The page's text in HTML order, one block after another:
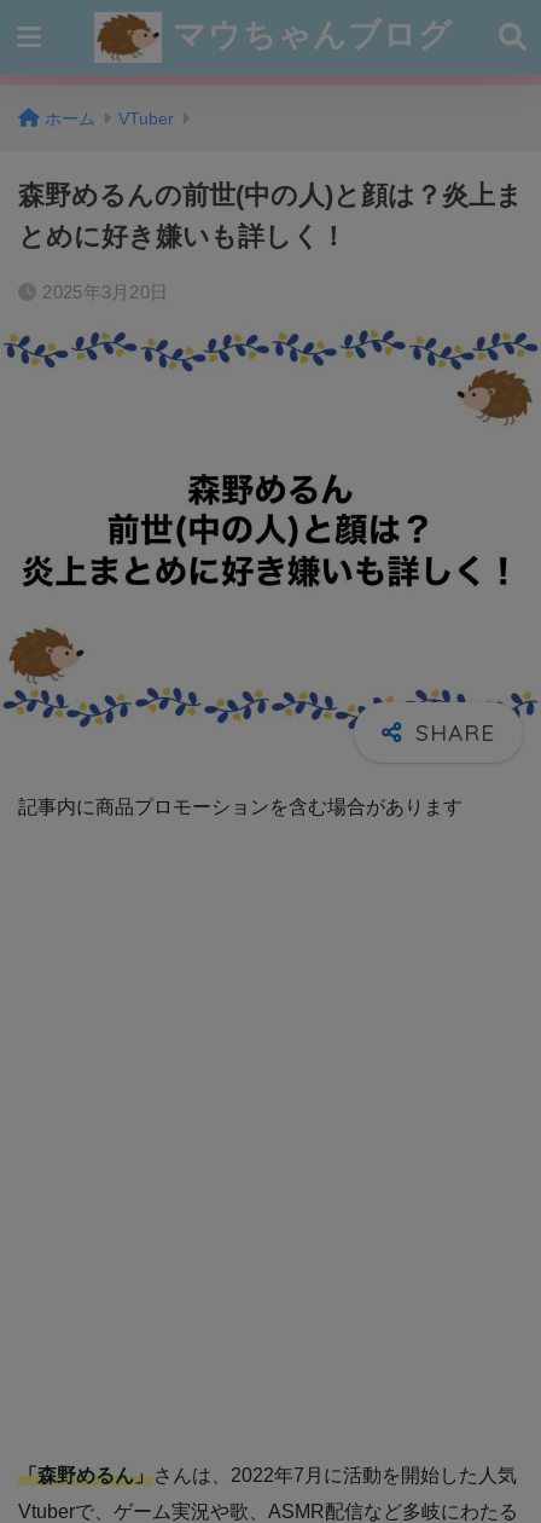
マウちゃんブログ
ホーム VTuber
森野めるんの前世(中の人)と顔は？炎上ま
とめに好き嫌いも詳しく！
2025年3月20日
記事内に商品プロモーションを含む場合があります
「森野めるん」さんは、2022年7月に活動を開始した人気
Vtuberで、ゲーム実況や歌、ASMR配信など多岐にわたる